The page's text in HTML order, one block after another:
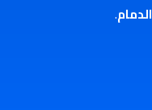
الدمام.